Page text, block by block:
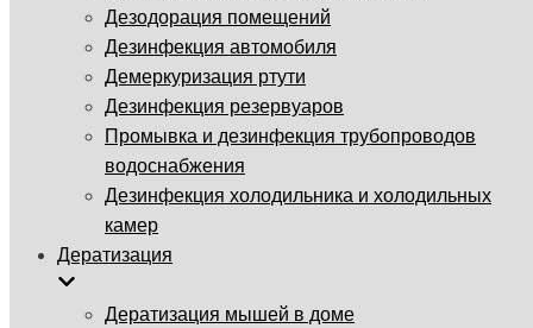
Дезодорация помещений
Дезинфекция автомобиля
Демеркуризация ртути
Дезинфекция резервуаров
Промывка и дезинфекция трубопроводов
водоснабжения
Дезинфекция холодильника и холодильных
камер
Дератизация
Дератизация мышей в доме